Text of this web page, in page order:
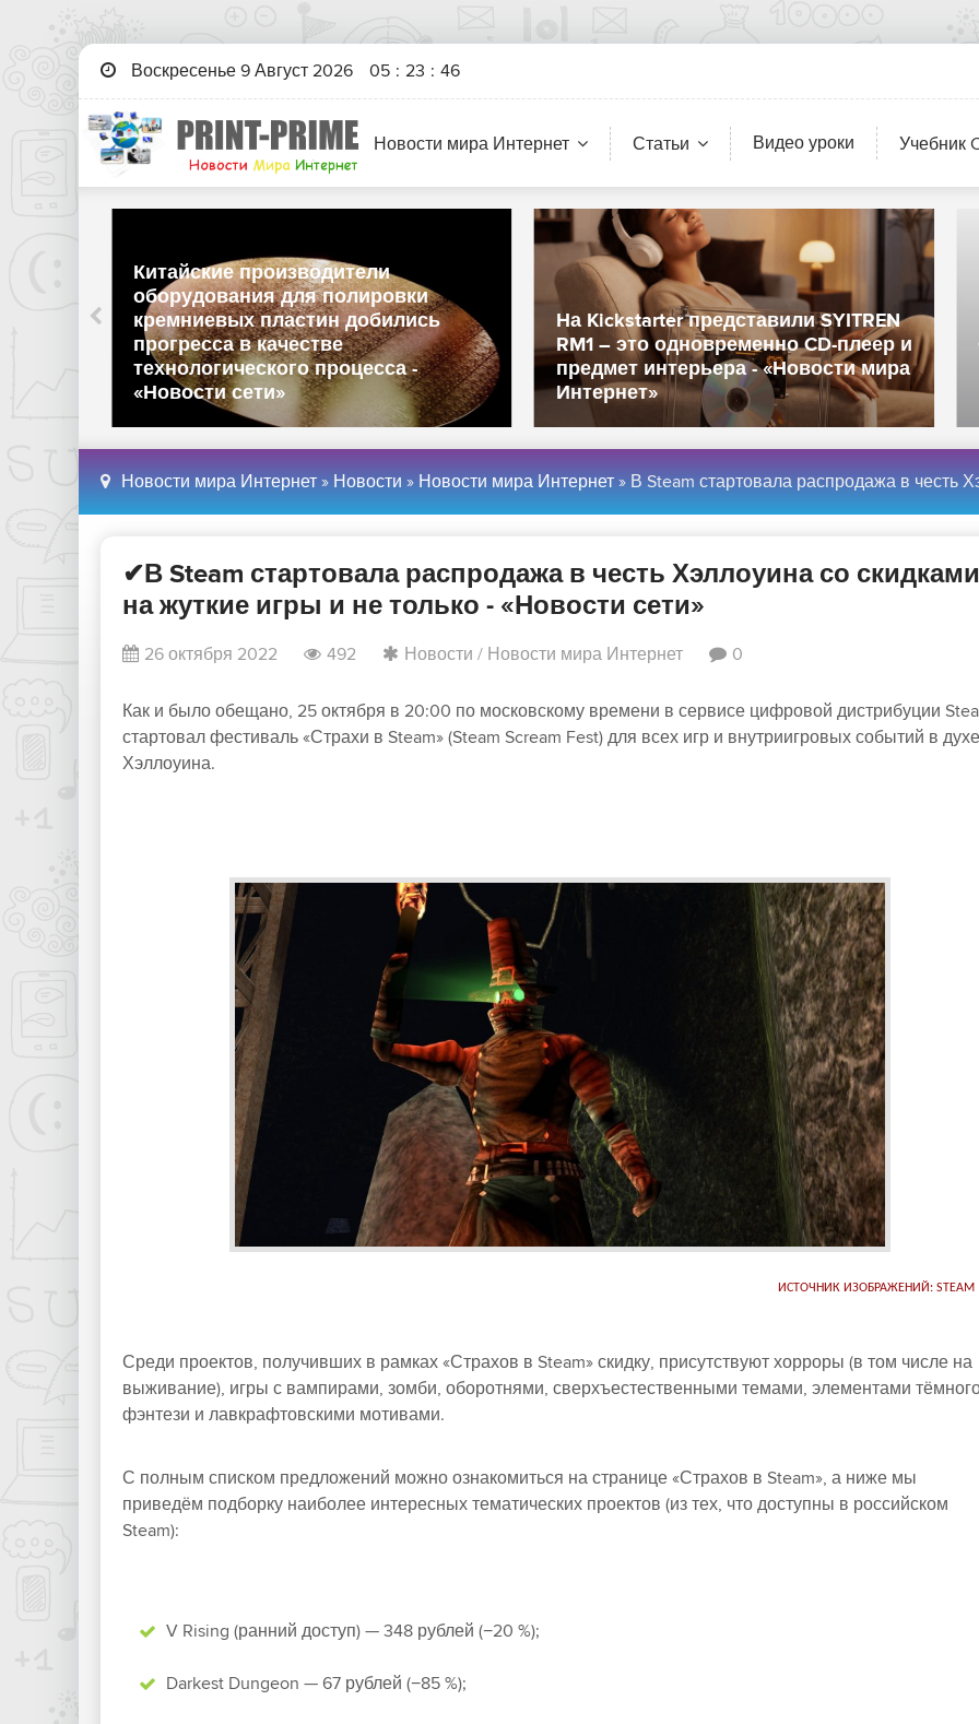
Воскресенье 9 Август 2026 05 : 23 : 47
Новости мира Интернет Статьи Видео уроки Учебник
Китайские производители
оборудования для полировки
кремниевых пластин добились
прогресса в качестве
технологического процесса -
«Новости сети»
На Kickstarter представили SYITREN
RM1 – это одновременно CD-плеер и
предмет интерьера - «Новости мира
Интернет»
Новости мира Интернет » Новости » Новости мира Интернет » В Steam стартовала распродажа в честь Хэллоуина со скидками на жуткие игры и не только -
✔В Steam стартовала распродажа в честь Хэллоуина со скидками
на жуткие игры и не только - «Новости сети»
26 октября 2022 492 Новости / Новости мира Интернет 0
Как и было обещано, 25 октября в 20:00 по московскому времени в сервисе цифровой дистрибуции
стартовал фестиваль «Страхи в Steam» (Steam Scream Fest) для всех игр и внутриигровых событий в духе
Хэллоуина.
ИСТОЧНИК ИЗОБРАЖЕНИЙ: STEAM
Среди проектов, получивших в рамках «Страхов в Steam» скидку, присутствуют хорроры (в том числе на
выживание), игры с вампирами, зомби, оборотнями, сверхъестественными темами, элементами
фэнтези и лавкрафтовскими мотивами.
С полным списком предложений можно ознакомиться на странице «Страхов в Steam», а ниже мы
приведём подборку наиболее интересных тематических проектов (из тех, что доступны в российском
Steam):
V Rising (ранний доступ) — 348 рублей (−20 %);
Darkest Dungeon — 67 рублей (−85 %);